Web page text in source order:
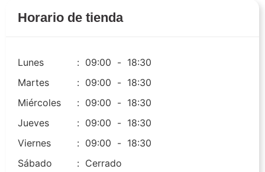
Horario de tienda
Lunes : 09:00 - 18:30
Martes
: 09:00 - 18:30
Miércoles
: 09:00 - 18:30
Jueves
: 09:00 - 18:30
Viernes
: 09:00 - 18:30
Sábado
: Cerrado